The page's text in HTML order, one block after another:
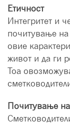
Етичност
Интегритет и
почитување на
овие
живот и да ги
Тоа
Почитување